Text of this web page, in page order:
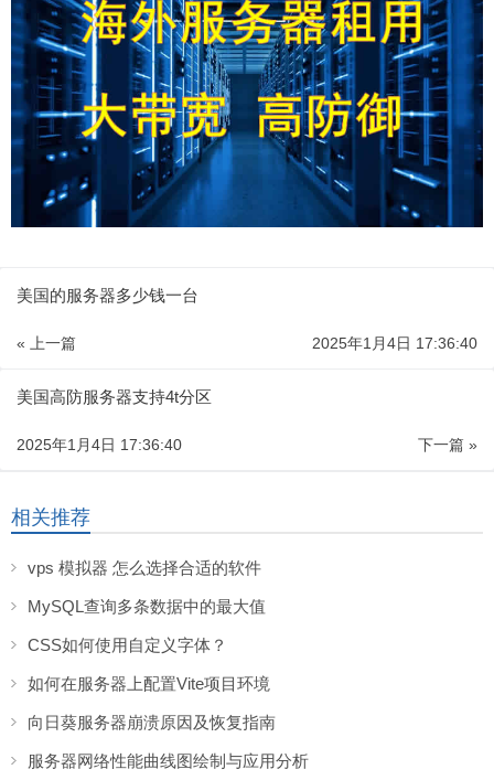
美国的服务器多少钱一台
« 上一篇 2025年1月4日 17:36:40
美国高防服务器支持4t分区
下一篇 »
2025年1月4日 17:36:40
相关推荐
vps 模拟器 怎么选择合适的软件
MySQL查询多条数据中的最大值
CSS如何使用自定义字体？
如何在服务器上配置Vite项目环境
向日葵服务器崩溃原因及恢复指南
服务器网络性能曲线图绘制与应用分析